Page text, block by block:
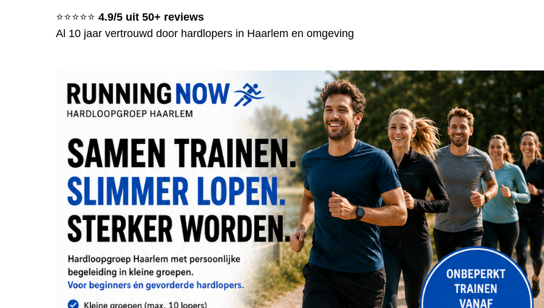
⭐⭐⭐⭐⭐ 4.9/5 uit 50+ reviews
Al 10 jaar vertrouwd door hardlopers in Haarlem en omgeving